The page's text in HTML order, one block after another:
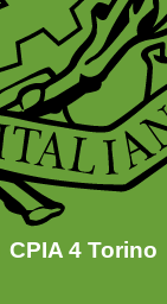
CPIA 4 Torino